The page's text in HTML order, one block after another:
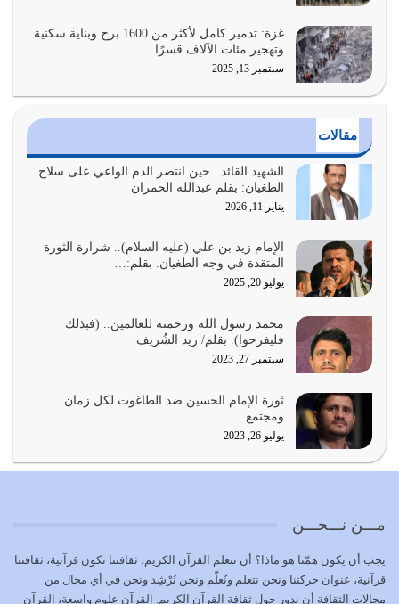
فيه كثيرة وسينصرك الله عليه إذا…
يوليو 26, 2026
أراد الله لهذه الأمة ان تكون خير امة أخرجت للناس بالنهوض
الدين الذي شرعه الله لا يجوز أن يخضع لآرائنا وأهوائنا
واجتهاداتنا لأننا سنختلف ونتفرق
يوليو 24, 2026
أمة عاجزة عن النهوض…
يوليو 23, 2026
بحبل الله جميعاً وليس كل…
يوليو 22, 2026
يشاء ويذل من يشاء
يوليو 21, 2026
{إِنَّ الدِّينَ عِنْدَ اللَّهِ الْإسْلامُ} الدين الذي شرعه الله للناس في
تتحقق الحقوق للجميع
يوليو 18, 2026
غزة: تدمير كامل لأكثر من 1600 برج وبناية سكنية
وتهجير مئات الآلاف قسرًا
سبتمبر 13, 2025
مقالات
الشهيد القائد.. حين انتصر الدم الواعي على سلاح
الطغيان: بقلم عبدالله الحمران
يناير 11, 2026
الإمام زيد بن علي (عليه السلام).. شرارة الثورة
المتقدة في وجه الطغيان. بقلم:…
يوليو 20, 2025
محمد رسول الله ورحمته للعالمين.. (فبذلك
فليفرحوا). بقلم/ زيد الشُريف
سبتمبر 27, 2023
ثورة الإمام الحسين ضد الطاغوت لكل زمان
ومجتمع
يوليو 26, 2023
مـــن نـــحـــن
يجب أن يكون همّنا هو ماذا؟ أن نتعلم القرآن الكريم، ثقافتنا تكون قرآنية، ثقافتنا
قرآنية، عنوان حركتنا ونحن نتعلم ونُعلّم ونحن نُرْشِد ونحن في أي مجال من
مجالات الثقافة أن ندور حول ثقافة القرآن الكريم. القرآن علوم واسعة، القرآن